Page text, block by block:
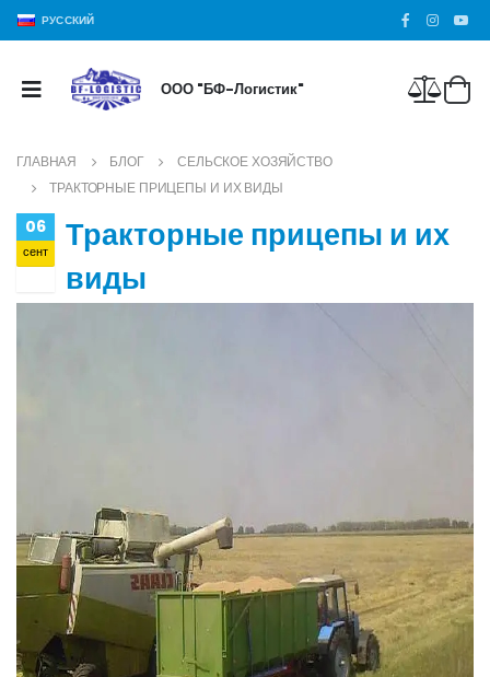
РУССКИЙ
ООО "БФ-Логистик"
ГЛАВНАЯ БЛОГ
СЕЛЬСКОЕ ХОЗЯЙСТВО
ТРАКТОРНЫЕ ПРИЦЕПЫ И ИХ ВИДЫ
06
сент
Тракторные прицепы и их
виды